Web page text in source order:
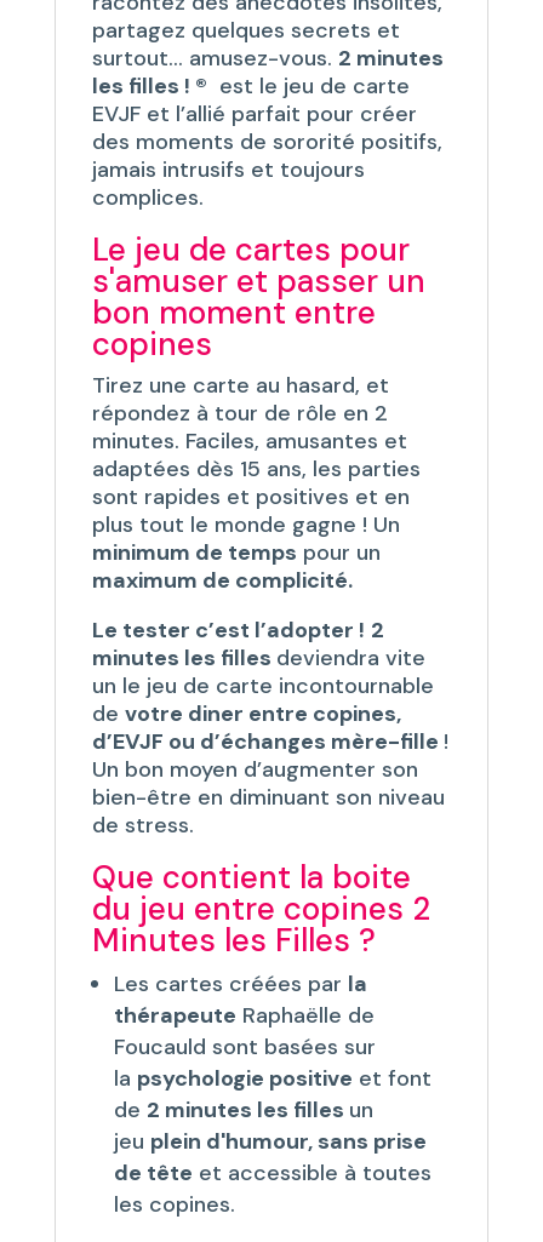
partagez quelques secrets et
surtout… amusez-vous. 2 minutes
les filles ! ® est le jeu de carte
EVJF et l’allié parfait pour créer
des moments de sororité positifs,
jamais intrusifs et toujours
complices.
Le jeu de cartes pour
s'amuser et passer un
bon moment entre
copines
Tirez une carte au hasard, et
répondez à tour de rôle en 2
minutes. Faciles, amusantes et
adaptées dès 15 ans, les parties
sont rapides et positives et en
plus tout le monde gagne ! Un
minimum de temps pour un
maximum de complicité.
Le tester c’est l’adopter ! 2
minutes les filles deviendra vite
un le jeu de carte incontournable
de votre diner entre copines,
d’EVJF ou d’échanges mère-fille !
Un bon moyen d’augmenter son
bien-être en diminuant son niveau
de stress.
Que contient la boite
du jeu entre copines 2
Minutes les Filles ?
Les cartes créées par la
thérapeute Raphaëlle de
Foucauld sont basées sur
la psychologie positive et font
de 2 minutes les filles un
jeu plein d'humour, sans prise
de tête et accessible à toutes
les copines.